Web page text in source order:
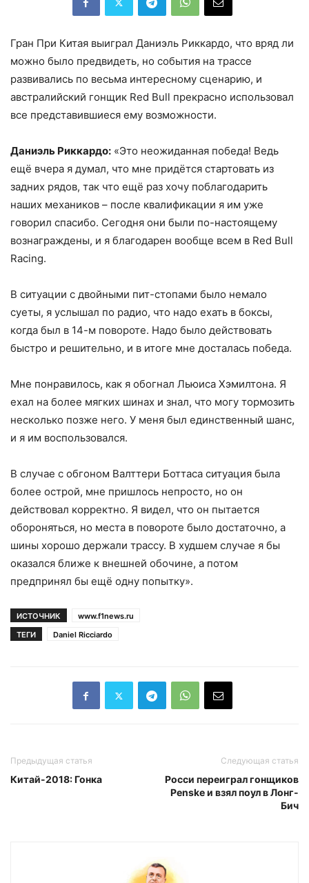
Гран При Китая выиграл Даниэль Риккардо, что вряд ли
можно было предвидеть, но события на трассе
развивались по весьма интересному сценарию, и
австралийский гонщик Red Bull прекрасно использовал
все представившиеся ему возможности.
Даниэль Риккардо: «Это неожиданная победа! Ведь
ещё вчера я думал, что мне придётся стартовать из
задних рядов, так что ещё раз хочу поблагодарить
наших механиков – после квалификации я им уже
говорил спасибо. Сегодня они были по-настоящему
вознаграждены, и я благодарен вообще всем в Red Bull
Racing.
В ситуации с двойными пит-стопами было немало
суеты, я услышал по радио, что надо ехать в боксы,
когда был в 14-м повороте. Надо было действовать
быстро и решительно, и в итоге мне досталась победа.
Мне понравилось, как я обогнал Льюиса Хэмилтона. Я
ехал на более мягких шинах и знал, что могу тормозить
несколько позже него. У меня был единственный шанс,
и я им воспользовался.
В случае с обгоном Валттери Боттаса ситуация была
более острой, мне пришлось непросто, но он
действовал корректно. Я видел, что он пытается
обороняться, но места в повороте было достаточно, а
шины хорошо держали трассу. В худшем случае я бы
оказался ближе к внешней обочине, а потом
предпринял бы ещё одну попытку».
ИСТОЧНИК
www.f1news.ru
ТЕГИ
Daniel Ricciardo
Предыдущая статья
Китай-2018: Гонка
Следующая статья
Росси переиграл гонщиков
Penske и взял поул в Лонг-
Бич